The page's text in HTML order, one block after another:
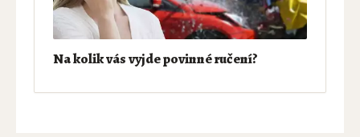
Na kolik vás vyjde povinné ručení?